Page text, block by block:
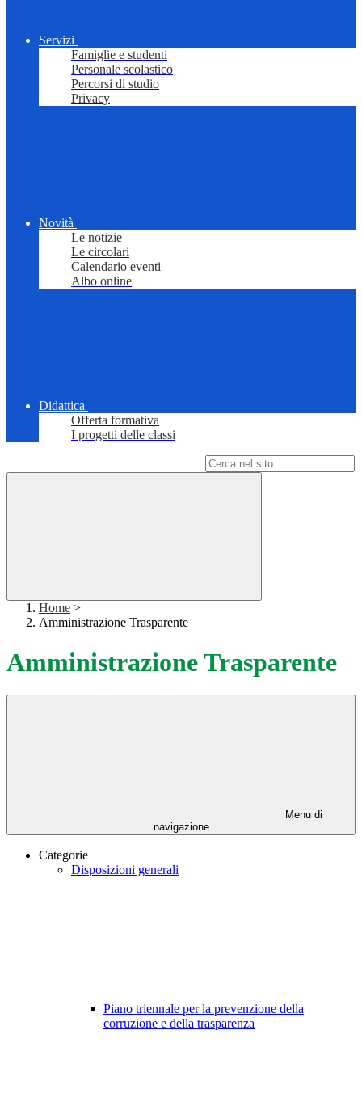
Servizi
Famiglie e studenti
Personale scolastico
Percorsi di studio
Privacy
Novità
Le notizie
Le circolari
Calendario eventi
Albo online
Didattica
Offerta formativa
I progetti delle classi
Home >
Amministrazione Trasparente
Amministrazione Trasparente
Menu di
navigazione
Categorie
Disposizioni generali
Piano triennale per la prevenzione della
corruzione e della trasparenza